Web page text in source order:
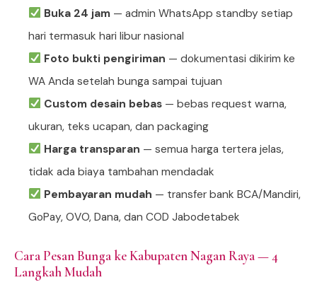
Buka 24 jam— admin WhatsApp standby setiap
hari termasuk hari libur nasional
Foto bukti pengiriman — dokumentasi dikirim ke
WA Anda setelah bunga sampai tujuan
Custom desain bebas— bebas request warna,
ukuran, teks ucapan, dan packaging
Harga transparan — semua harga tertera jelas,
tidak ada biaya tambahan mendadak
Pembayaran mudah — transfer bank BCA/Mandiri,
GoPay, OVO, Dana, dan COD Jabodetabek
Cara Pesan Bunga ke Kabupaten Nagan Raya — 4
Langkah Mudah